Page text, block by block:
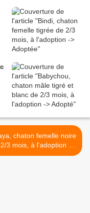
chaton femelle noire
3 mois, à l'adoption ->
adoptée >